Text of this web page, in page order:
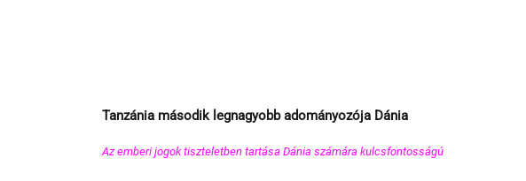
Tanzánia második legnagyobb adományozója Dánia
Az emberi jogok tiszteletben tartása Dánia számára kulcsfontosságú